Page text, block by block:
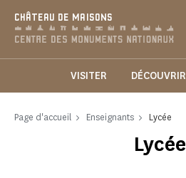
CHÂTEAU DE MAISONS
VISITER DÉCOUVRIR
Page d'accueil Enseignants Lycée
Lycée